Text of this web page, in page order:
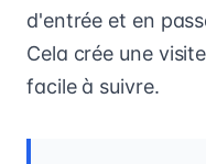
d'entrée et en
Cela crée une
facile à suivre.